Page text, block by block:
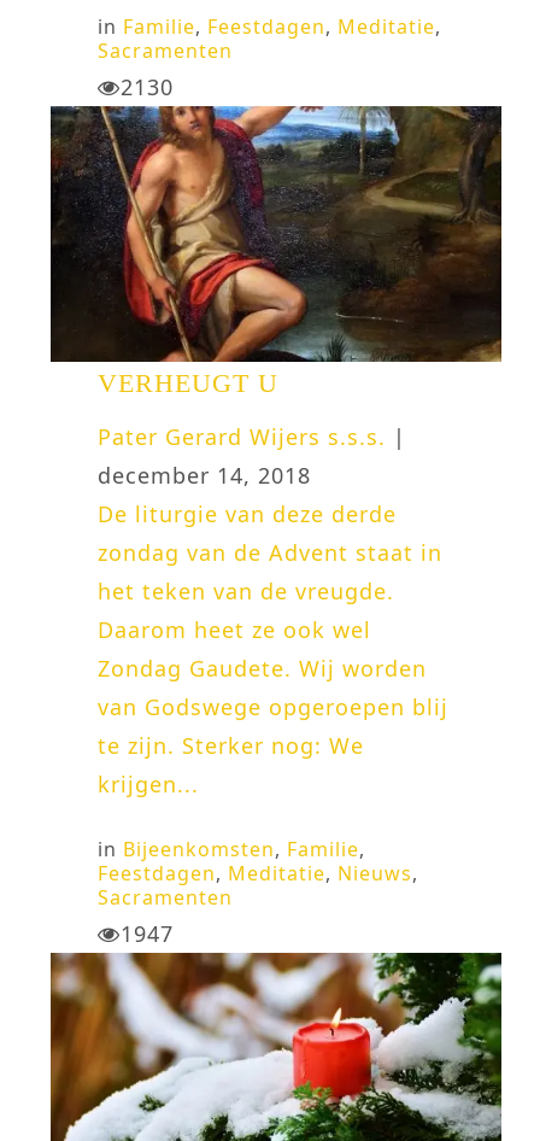
in Familie, Feestdagen, Meditatie,
Sacramenten
2130
VERHEUGT U
Pater Gerard Wijers s.s.s. |
december 14, 2018
De liturgie van deze derde
zondag van de Advent staat in
het teken van de vreugde.
Daarom heet ze ook wel
Zondag Gaudete. Wij worden
van Godswege opgeroepen blij
te zijn. Sterker nog: We
krijgen...
in Bijeenkomsten, Familie,
Feestdagen, Meditatie, Nieuws,
Sacramenten
1947